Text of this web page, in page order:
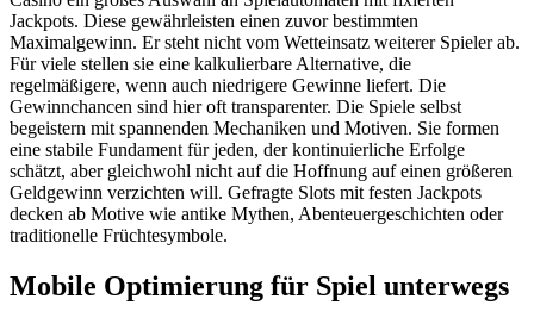
Jackpots. Diese gewährleisten einen zuvor bestimmten
Maximalgewinn. Er steht nicht vom Wetteinsatz weiterer Spieler ab.
Für viele stellen sie eine kalkulierbare Alternative, die
regelmäßigere, wenn auch niedrigere Gewinne liefert. Die
Gewinnchancen sind hier oft transparenter. Die Spiele selbst
begeistern mit spannenden Mechaniken und Motiven. Sie formen
eine stabile Fundament für jeden, der kontinuierliche Erfolge
schätzt, aber gleichwohl nicht auf die Hoffnung auf einen größeren
Geldgewinn verzichten will. Gefragte Slots mit festen Jackpots
decken ab Motive wie antike Mythen, Abenteuergeschichten oder
traditionelle Früchtesymbole.
Mobile Optimierung für Spiel unterwegs